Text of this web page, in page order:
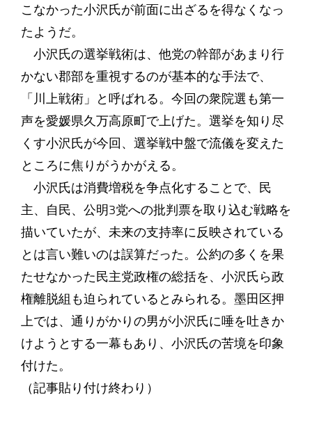
こなかった小沢氏が前面に出ざるを得なくなっ
たようだ。
小沢氏の選挙戦術は、他党の幹部があまり行
かない郡部を重視するのが基本的な手法で、
「川上戦術」と呼ばれる。今回の衆院選も第一
声を愛媛県久万高原町で上げた。選挙を知り尽
くす小沢氏が今回、選挙戦中盤で流儀を変えた
ところに焦りがうかがえる。
小沢氏は消費増税を争点化することで、民
主、自民、公明3党への批判票を取り込む戦略を
描いていたが、未来の支持率に反映されている
とは言い難いのは誤算だった。公約の多くを果
たせなかった民主党政権の総括を、小沢氏ら政
権離脱組も迫られているとみられる。墨田区押
上では、通りがかりの男が小沢氏に唾を吐きか
けようとする一幕もあり、小沢氏の苦境を印象
付けた。
（記事貼り付け終わり）